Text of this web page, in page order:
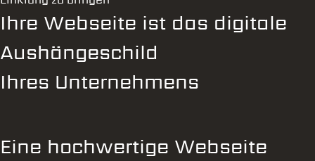
Ihre Webseite ist das digitale
Aushängeschild
Ihres Unternehmens
Eine hochwertige Webseite